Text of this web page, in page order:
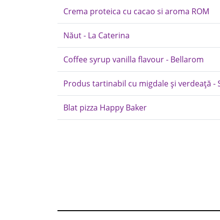
Crema proteica cu cacao si aroma ROM
Năut - La Caterina
Coffee syrup vanilla flavour - Bellarom
Produs tartinabil cu migdale și verdeață -
Blat pizza Happy Baker